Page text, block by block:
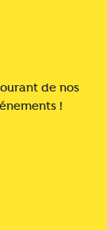
de nos
!